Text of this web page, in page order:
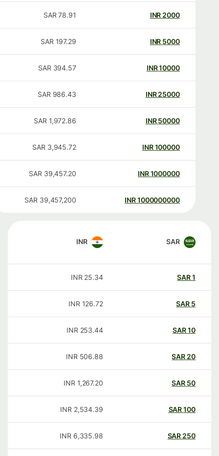
2000
INR
78.91
SAR
5000
INR
197.29
SAR
10000
INR
394.57
SAR
25000
INR
986.43
SAR
50000
INR
1,972.86
SAR
100000
INR
3,945.72
SAR
1000000
INR
39,457.20
SAR
1000000000
INR
39,457,200
SAR
SAR
INR
SAR
25.34
INR
SAR
126.72
INR
SAR
253.44
INR
20
SAR
506.88
INR
50
SAR
1,267.20
INR
100
SAR
2,534.39
INR
250
SAR
6,335.98
INR